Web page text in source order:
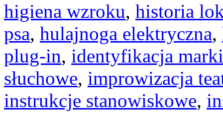
higiena wzroku, historia
psa, hulajnoga elektryczna,
plug-in, identyfikacja marki
słuchowe, improwizacja
instrukcje stanowiskowe,